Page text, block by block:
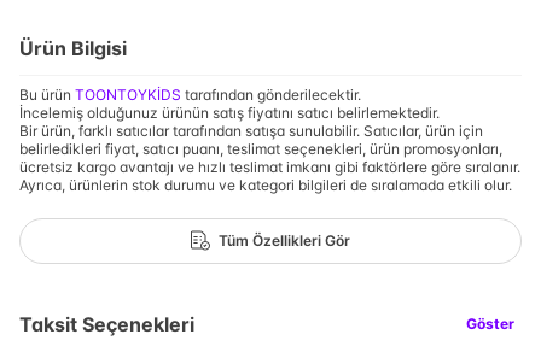
Ürün Bilgisi
Bu ürün TOONTOYKİDS tarafından gönderilecektir.
İncelemiş olduğunuz ürünün satış fiyatını satıcı belirlemektedir.
Bir ürün, farklı satıcılar tarafından satışa sunulabilir. Satıcılar, ürün için
belirledikleri fiyat, satıcı puanı, teslimat seçenekleri, ürün promosyonları,
ücretsiz kargo avantajı ve hızlı teslimat imkanı gibi faktörlere göre sıralanır.
Ayrıca, ürünlerin stok durumu ve kategori bilgileri de sıralamada etkili olur.
Tüm Özellikleri Gör
Taksit Seçenekleri Göster